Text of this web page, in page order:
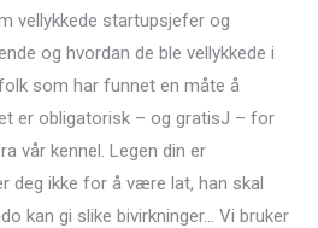
vellykkede startupsjefer og
og hvordan de ble vellykkede i
som har funnet en måte å
er obligatorisk – og gratisJ – for
vår kennel. Legen din er
deg ikke for å være lat, han skal
kan gi slike bivirkninger… Vi bruker